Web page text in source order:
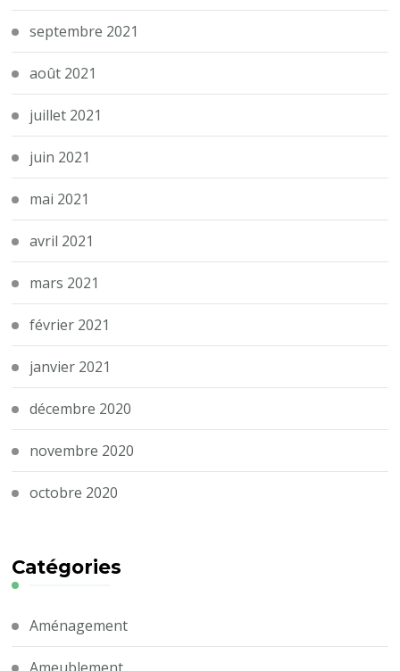
septembre 2021
août 2021
juillet 2021
juin 2021
mai 2021
avril 2021
mars 2021
février 2021
janvier 2021
décembre 2020
novembre 2020
octobre 2020
Catégories
Aménagement